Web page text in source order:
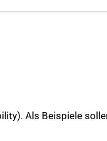
Als Beispiele